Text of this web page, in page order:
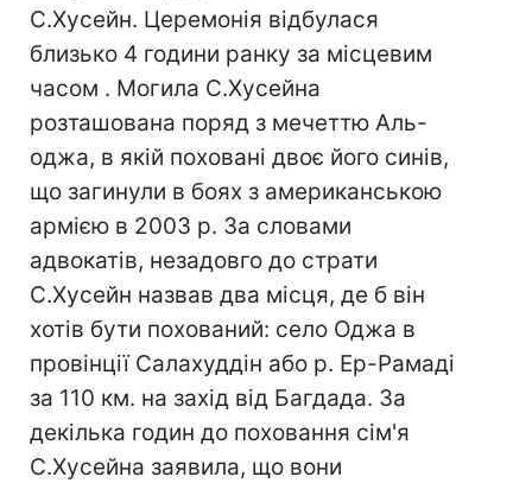
С.Хусейн. Церемонія відбулася
близько 4 години ранку за місцевим
часом . Могила С.Хусейна
розташована поряд з мечеттю Аль-
оджа, в якій поховані двоє його синів,
що загинули в боях з американською
армією в 2003 р. За словами
адвокатів, незадовго до страти
С.Хусейн назвав два місця, де б він
хотів бути похований: село Оджа в
провінції Салахуддін або р. Ер-Рамаді
за 110 км. на захід від Багдада. За
декілька годин до поховання сім'я
С.Хусейна заявила, що вони